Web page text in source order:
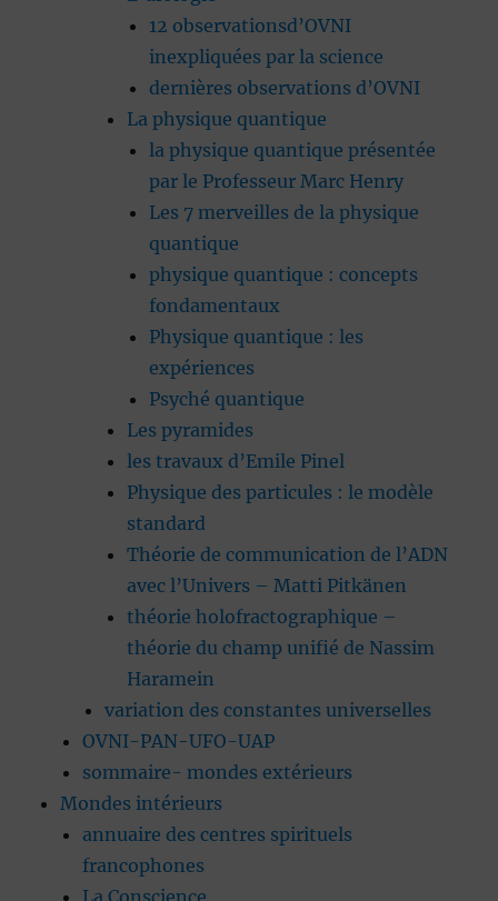
12 observationsd’OVNI
inexpliquées par la science
dernières observations d’OVNI
La physique quantique
la physique quantique présentée
par le Professeur Marc Henry
Les 7 merveilles de la physique
quantique
physique quantique : concepts
fondamentaux
Physique quantique : les
expériences
Psyché quantique
Les pyramides
les travaux d’Emile Pinel
Physique des particules : le modèle
standard
Théorie de communication de l’ADN
avec l’Univers – Matti Pitkänen
théorie holofractographique –
théorie du champ unifié de Nassim
Haramein
variation des constantes universelles
OVNI-PAN-UFO-UAP
sommaire- mondes extérieurs
Mondes intérieurs
annuaire des centres spirituels
francophones